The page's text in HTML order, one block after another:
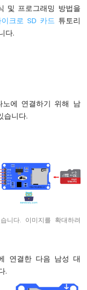
및 프로그래밍 방법을
크로 SD 카드 튜토리
다.
노에 연결하기 위해 남
니다.
니다. 이미지를 확대하려
연결한 다음 남성 대
.